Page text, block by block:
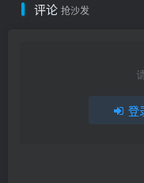
评论 抢沙发
登